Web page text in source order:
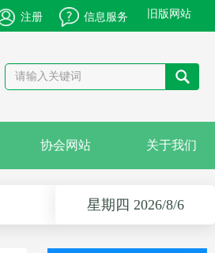
旧版网站
信息服务
注册
协会网站 关于我们
用农药及作物单产提升技术培训会的
星期四 2026/8/6